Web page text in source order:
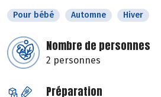
Pour bébé Automne Hiver
Nombre de personnes
2 personnes
Préparation